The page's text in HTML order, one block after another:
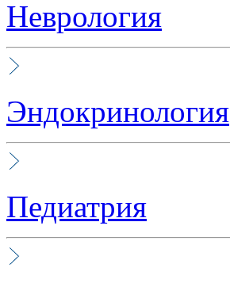
Неврология
Эндокринология
Педиатрия